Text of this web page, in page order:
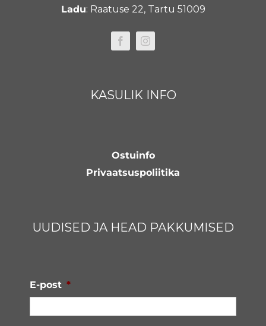
Ladu: Raatuse 22, Tartu 51009
KASULIK INFO
Ostuinfo
Privaatsuspoliitika
UUDISED JA HEAD PAKKUMISED
E-post *